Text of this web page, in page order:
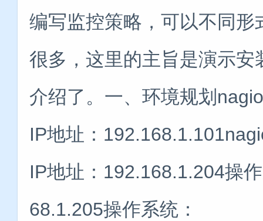
编写监控策略，可以不同
很多，这里的主旨是演示
介绍了。一、环境规划
IP地址：
IP地址：192.168.1.204操
68.1.205操作系统：